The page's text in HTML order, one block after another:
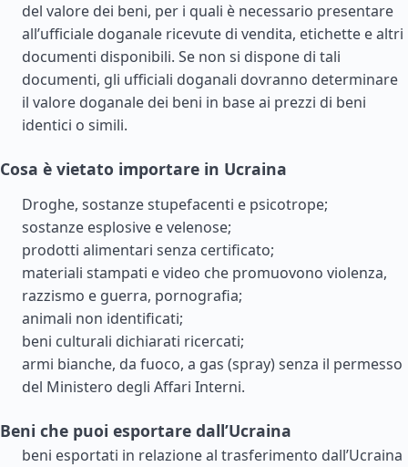
del valore dei beni, per i quali è necessario presentare
all’ufficiale doganale ricevute di vendita, etichette e altri
documenti disponibili. Se non si dispone di tali
documenti, gli ufficiali doganali dovranno determinare
il valore doganale dei beni in base ai prezzi di beni
identici o simili.
Cosa è vietato importare in Ucraina
Droghe, sostanze stupefacenti e psicotrope;
sostanze esplosive e velenose;
prodotti alimentari senza certificato;
materiali stampati e video che promuovono violenza,
razzismo e guerra, pornografia;
animali non identificati;
beni culturali dichiarati ricercati;
armi bianche, da fuoco, a gas (spray) senza il permesso
del Ministero degli Affari Interni.
Beni che puoi esportare dall’Ucraina
beni esportati in relazione al trasferimento dall’Ucraina